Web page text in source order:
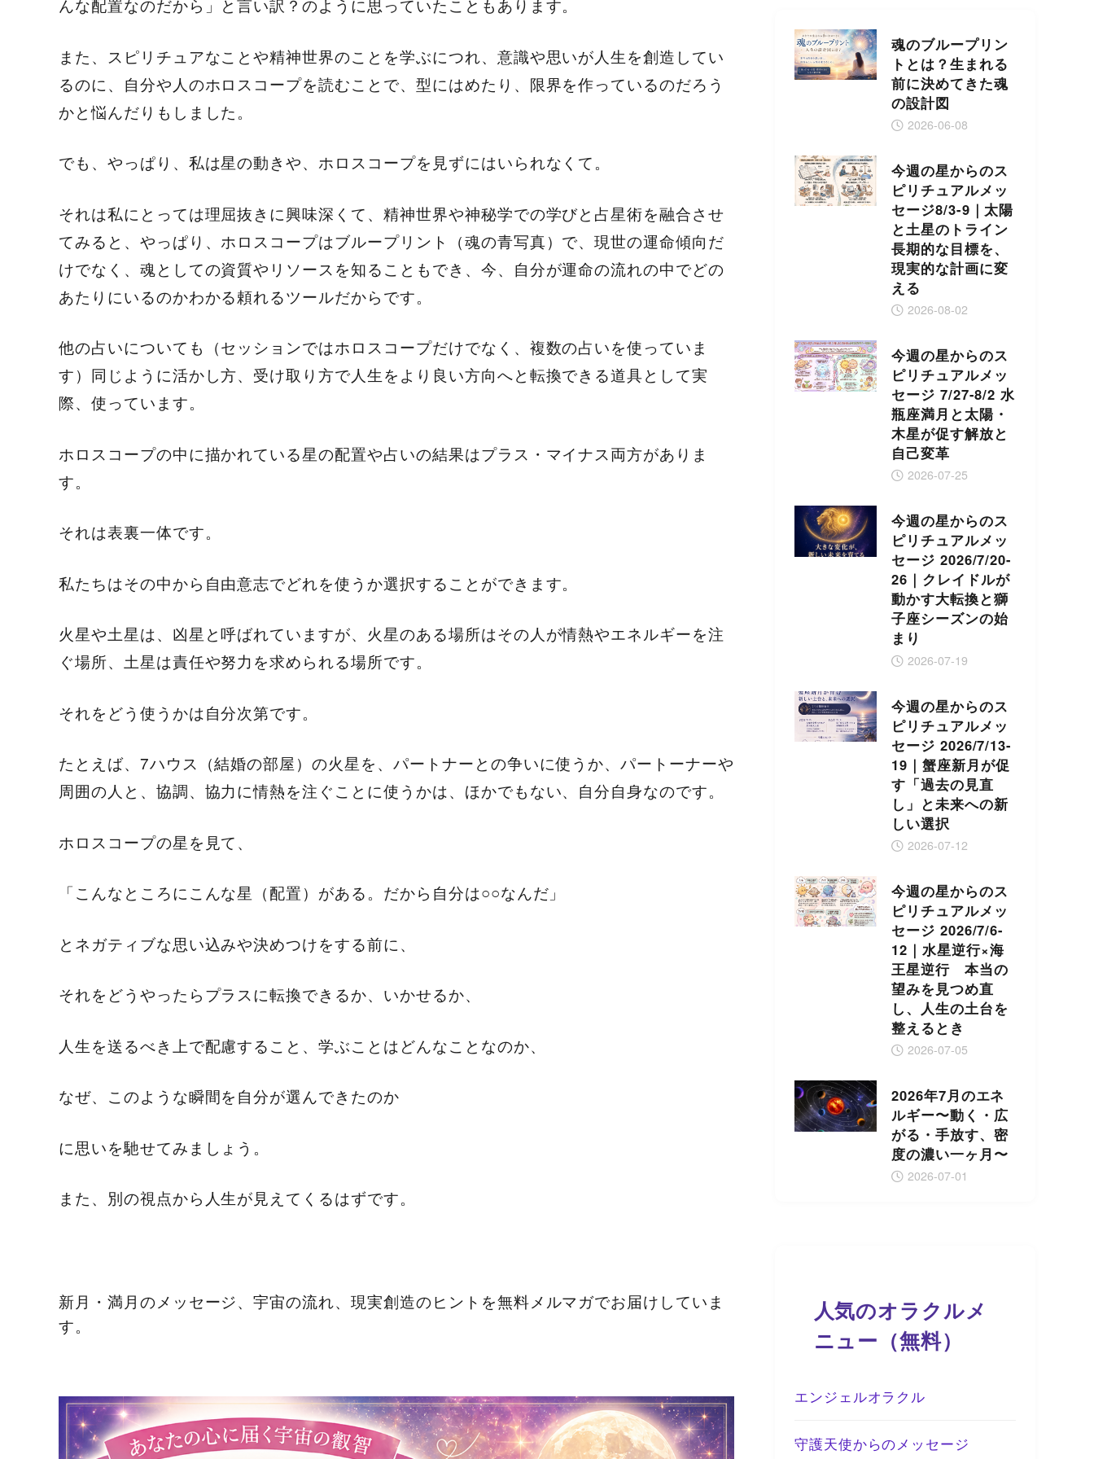
んな配置なのだから」と言い訳？のように思っていたこともあります。
また、スピリチュアなことや精神世界のことを学ぶにつれ、意識や思いが人生を創造してい
るのに、自分や人のホロスコープを読むことで、型にはめたり、限界を作っているのだろう
かと悩んだりもしました。
でも、やっぱり、私は星の動きや、ホロスコープを見ずにはいられなくて。
それは私にとっては理屈抜きに興味深くて、精神世界や神秘学での学びと占星術を融合させ
てみると、やっぱり、ホロスコープはブループリント（魂の青写真）で、現世の運命傾向だ
けでなく、魂としての資質やリソースを知ることもでき、今、自分が運命の流れの中でどの
あたりにいるのかわかる頼れるツールだからです。
他の占いについても（セッションではホロスコープだけでなく、複数の占いを使っていま
す）同じように活かし方、受け取り方で人生をより良い方向へと転換できる道具として実
際、使っています。
ホロスコープの中に描かれている星の配置や占いの結果はプラス・マイナス両方がありま
す。
それは表裏一体です。
私たちはその中から自由意志でどれを使うか選択することができます。
火星や土星は、凶星と呼ばれていますが、火星のある場所はその人が情熱やエネルギーを注
ぐ場所、土星は責任や努力を求められる場所です。
それをどう使うかは自分次第です。
たとえば、7ハウス（結婚の部屋）の火星を、パートナーとの争いに使うか、パートーナーや
周囲の人と、協調、協力に情熱を注ぐことに使うかは、ほかでもない、自分自身なのです。
ホロスコープの星を見て、
「こんなところにこんな星（配置）がある。だから自分は○○なんだ」
とネガティブな思い込みや決めつけをする前に、
それをどうやったらプラスに転換できるか、いかせるか、
人生を送るべき上で配慮すること、学ぶことはどんなことなのか、
なぜ、このような瞬間を自分が選んできたのか
に思いを馳せてみましょう。
また、別の視点から人生が見えてくるはずです。
新月・満月のメッセージ、宇宙の流れ、現実創造のヒントを無料メルマガでお届けしていま
す。
魂のブループリン
トとは？生まれる
前に決めてきた魂
の設計図
2026-06-08
今週の星からのス
ピリチュアルメッ
セージ8/3-9｜太陽
と土星のトライン
長期的な目標を、
現実的な計画に変
える
2026-08-02
今週の星からのス
ピリチュアルメッ
セージ 7/27-8/2 水
瓶座満月と太陽・
木星が促す解放と
自己変革
2026-07-25
今週の星からのス
ピリチュアルメッ
セージ 2026/7/20-
26｜クレイドルが
動かす大転換と獅
子座シーズンの始
まり
2026-07-19
今週の星からのス
ピリチュアルメッ
セージ 2026/7/13-
19｜蟹座新月が促
す「過去の見直
し」と未来への新
しい選択
2026-07-12
今週の星からのス
ピリチュアルメッ
セージ 2026/7/6-
12｜水星逆行×海
王星逆行 本当の
望みを見つめ直
し、人生の土台を
整えるとき
2026-07-05
2026年7月のエネ
ルギー〜動く・広
がる・手放す、密
度の濃い一ヶ月〜
2026-07-01
人気のオラクルメ
ニュー（無料）
エンジェルオラクル
守護天使からのメッセージ